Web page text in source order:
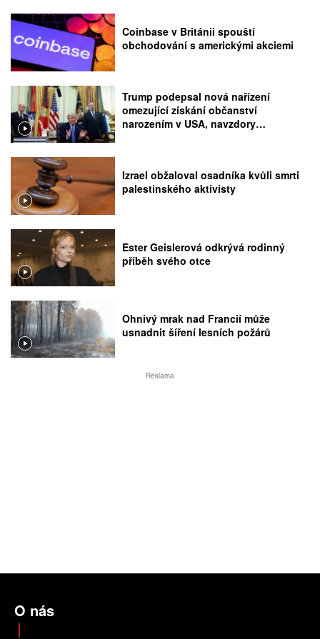
Coinbase v Británii spouští
obchodování s americkými akciemi
Trump podepsal nová nařízení
omezující získání občanství
narozením v USA, navzdory
Izrael obžaloval osadníka kvůli smrti
palestinského aktivisty
Ester Geislerová odkrývá rodinný
příběh svého otce
Ohnivý mrak nad Francií může
usnadnit šíření lesních požárů
Reklama
O nás